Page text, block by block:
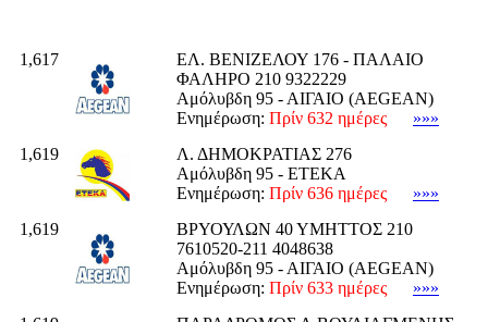
1,617
ΕΛ. ΒΕΝΙΖΕΛΟΥ 176 - ΠΑΛΑΙΟ
ΦΑΛΗΡΟ 210 9322229
Αμόλυβδη 95 - ΑΙΓΑΙΟ (AEGEAN)
Ενημέρωση: Πρίν 632 ημέρες
»»»
1,619
Λ. ΔΗΜΟΚΡΑΤΙΑΣ 276
Αμόλυβδη 95 - ΕΤΕΚΑ
Ενημέρωση: Πρίν 636 ημέρες
»»»
1,619
ΒΡΥΟΥΛΩΝ 40 ΥΜΗΤΤΟΣ 210
7610520-211 4048638
Αμόλυβδη 95 - ΑΙΓΑΙΟ (AEGEAN)
Ενημέρωση: Πρίν 633 ημέρες
»»»